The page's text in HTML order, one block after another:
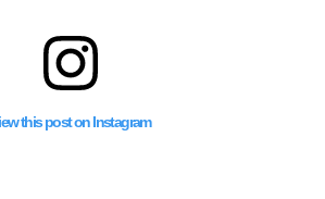
this post on Instagram